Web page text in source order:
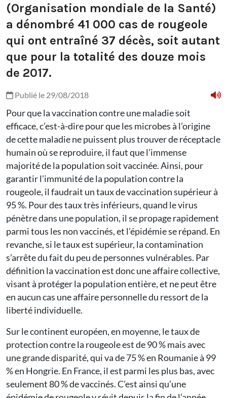
(Organisation mondiale de la Santé)
a dénombré 41 000 cas de rougeole
qui ont entraîné 37 décès, soit autant
que pour la totalité des douze mois
de 2017.
Publié le 29/08/2018
Pour que la vaccination contre une maladie soit
efficace, c’est-à-dire pour que les microbes à l’origine
de cette maladie ne puissent plus trouver de réceptacle
humain où se reproduire, il faut que l’immense
majorité de la population soit vaccinée. Ainsi, pour
garantir l’immunité de la population contre la
rougeole, il faudrait un taux de vaccination supérieur à
95 %. Pour des taux très inférieurs, quand le virus
pénètre dans une population, il se propage rapidement
parmi tous les non vaccinés, et l’épidémie se répand. En
revanche, si le taux est supérieur, la contamination
s’arrête du fait du peu de personnes vulnérables. Par
définition la vaccination est donc une affaire collective,
visant à protéger la population entière, et ne peut être
en aucun cas une affaire personnelle du ressort de la
liberté individuelle.
Sur le continent européen, en moyenne, le taux de
protection contre la rougeole est de 90 % mais avec
une grande disparité, qui va de 75 % en Roumanie à 99
% en Hongrie. En France, il est parmi les plus bas, avec
seulement 80 % de vaccinés. C’est ainsi qu’une